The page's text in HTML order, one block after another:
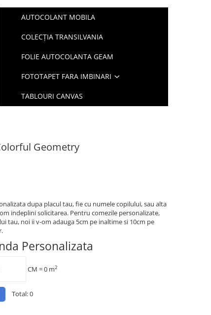
AUTOCOLANT MOBILA
COLECȚIA TRANSILVANIA
FOLIE AUTOCOLANTA GEAM
FOTOTAPET FARA IMBINARI
TABLOURI CANVAS
Geometry
dupa placul tau, fie cu numele copilului, sau alta
indeplini solicitarea. Pentru comezile personalizate,
tau, noi ii v-om adauga 5cm pe inaltime si 10cm pe
Personalizata
CM =0 m2
Total:0